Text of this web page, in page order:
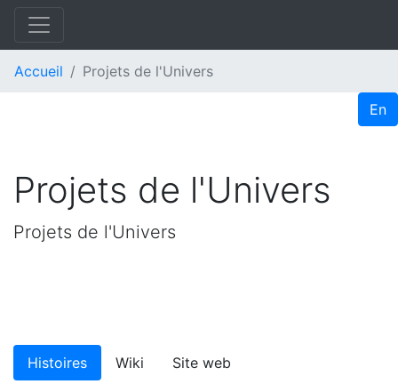
Accueil Projets de l'Univers
En
Projets de l'Univers
Projets de l'Univers
Histoires Wiki Site web